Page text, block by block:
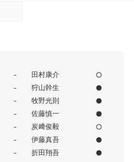
- 田村康介
○
- 狩山幹生
●
- 牧野光則
●
- 佐藤慎一
●
- 炭﨑俊毅
○
- 伊藤真吾
●
- 折田翔吾
●